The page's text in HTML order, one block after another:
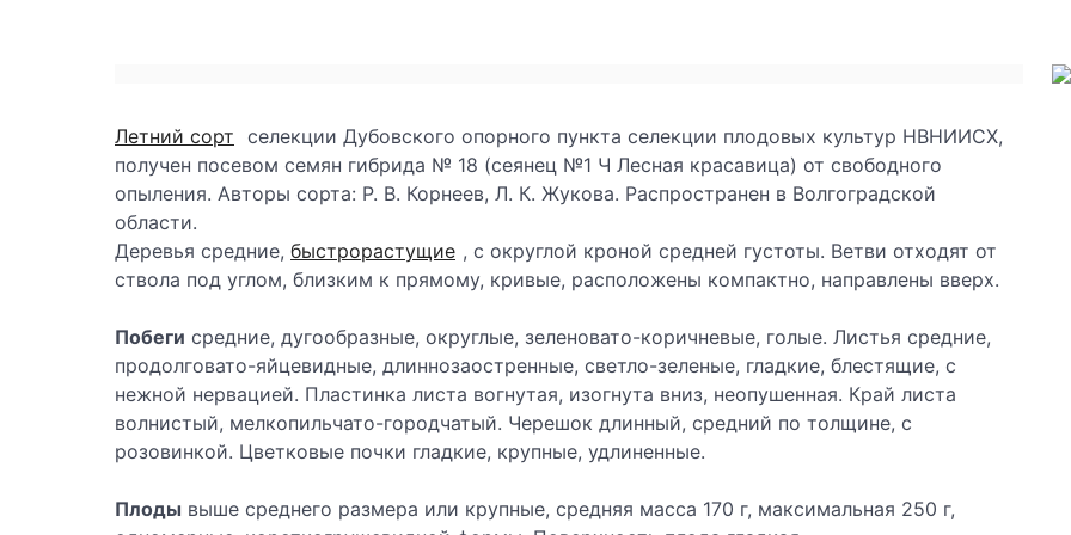
Летний сорт селекции Дубовского опорного пункта селек­ции плодовых культур НВНИИСХ,
получен посевом семян гибрида № 18 (сеянец №1 Ч Лесная красавица) от свободного
опыления. Авторы сорта: Р. В. Корнеев, Л. К. Жукова. Распространен в Волгоградс­кой
области.
Деревья средние, быстрорастущие , с округлой кроной средней густоты. Ветви отходят от
ствола под углом, близким к прямому, кривые, расположены компактно, направлены вверх.
Побеги средние, дугообразные, округлые, зеленова­то-коричневые, голые. Листья средние,
продолговато-яйцевидные, длиннозаостренные, светло-зеленые, гладкие, блестящие, с
нежной нервацией. Пластинка листа вогнутая, изогнута вниз, неопушенная. Край листа
волнистый, мелкопильчато-городчатый. Черешок длинный, средний по толщине, с
розовинкой. Цветковые почки гладкие, крупные, удлиненные.
Плоды выше среднего размера или крупные, средняя масса 170 г, максимальная 250 г,